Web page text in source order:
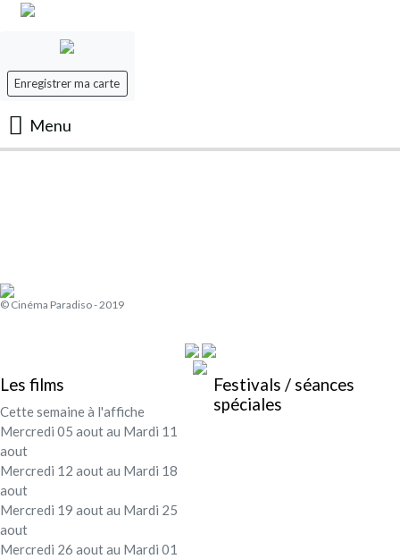
Enregistrer ma carte
Menu
Festival - soirée
Mon compte
© Cinéma Paradiso - 2019
Les films
Cette semaine à l'affiche
Mercredi 05 aout au Mardi 11
aout
Mercredi 12 aout au Mardi 18
aout
Mercredi 19 aout au Mardi 25
aout
Mercredi 26 aout au Mardi 01
Festivals / séances
spéciales